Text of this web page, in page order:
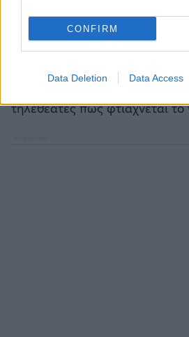
CONFIRM
Data Deletion Data Access
και προσθέτει ζάχαρη», είπε.
Αυτό επιβεβαιώθηκε το 2015
«Inside the Factory» του BBC
εργοστάσιο της Nestle για να
τηλεθεατές πώς φτιάχνεται το